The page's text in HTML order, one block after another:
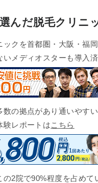
んだ脱毛クリニ
クを首都圏・大阪・福岡
メディオスターも導入
の拠点があり通いやすい
験レポートはこちら
2院で90%程度を占めて